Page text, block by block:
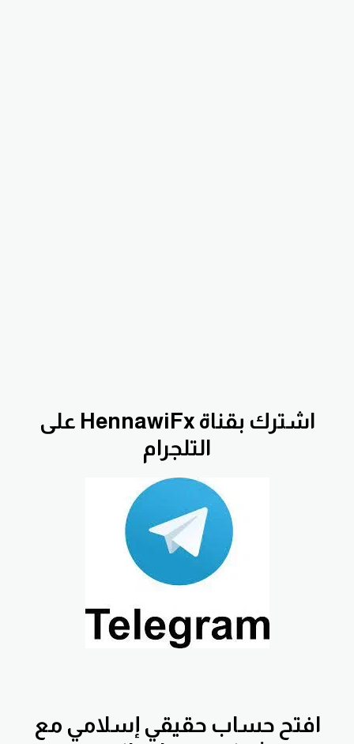
اشترك بقناة HennawiFx على
التلجرام
افتح حساب حقيقي إسلامي مع